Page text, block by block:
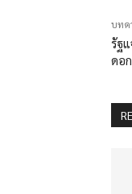
บทค
รัฐ
ดอ